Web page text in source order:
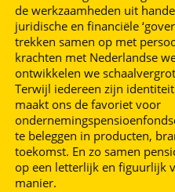
de werkzaamheden uit
juridische en financiële
trekken samen op met
krachten met Nederlandse
ontwikkelen we
Terwijl iedereen zijn
maakt ons de favoriet voor
te beleggen in producten,
toekomst. En zo samen
op een letterlijk en figuurlijk
manier.